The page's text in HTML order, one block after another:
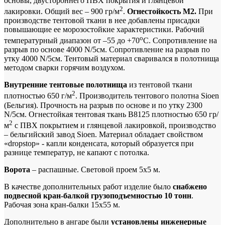
лакировки. Общий вес – 900 гр/м2. Огнестойкость М2. При
производстве тентовой ткани в нее добавлены присадки
повышающие ее морозостойкие характеристики. Рабочий
температурный диапазон от –55 до +70oС. Сопротивление на
разрыв по основе 4000 N/5см. Сопротивление на разрыв по
утку 4000 N/5см. Тентовый материал сваривался в полотнища
методом сварки горячим воздухом.
Внутренние тентовые полотнища из тентовой ткани
плотностью 650 г/м2. Производитель тентового полотна Sioen
(Бельгия). Прочность на разрыв по основе и по утку 2300
N/5см. Огнестойкая тентовая ткань B8125 плотностью 650 гр/
м2 с ПВХ покрытием и глянцевой лакировкой, производство
– бельгийский завод Sioen. Материал обладает свойством
«dropstop» - капли конденсата, который образуется при
разнице температур, не капают с потолка.
Ворота – распашные. Световой проем 5х5 м.
В качестве дополнительных работ изделие было снабжено
подвесной кран-балкой грузоподъемностью 10 тонн.
Рабочая зона кран-балки 15х55 м.
Дополнительно в ангаре были установлены инженерные